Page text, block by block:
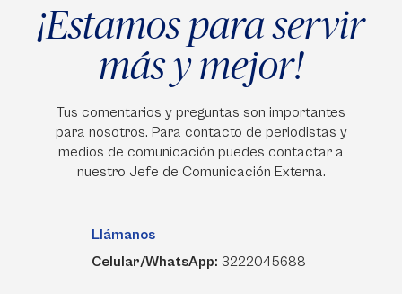
¡Estamos para servir
más y mejor!
Tus comentarios y preguntas son importantes
para nosotros. Para contacto de periodistas y
medios de comunicación puedes contactar a
nuestro Jefe de Comunicación Externa.
Llámanos
Celular/WhatsApp: 3222045688